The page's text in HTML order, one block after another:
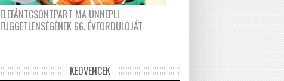
ELEFÁNTCSONTPART MA ÜNNEPLI
FÜGGETLENSÉGÉNEK 66. ÉVFORDULÓJÁT
KEDVENCEK